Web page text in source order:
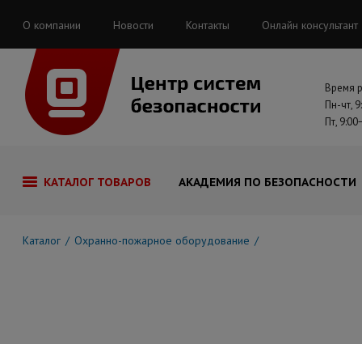
О компании Новости Контакты Онлайн консультант
Время
Пн-чт,
Пт,
КАТАЛОГ ТОВАРОВ АКАДЕМИЯ ПО БЕЗОПАСНОСТИ
Каталог Охранно-пожарное оборудование